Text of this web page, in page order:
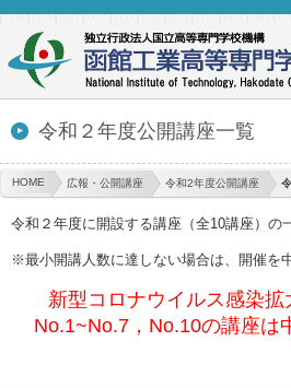
令和２年度公開講座一覧
HOME 広報・公開講座 令和2年度公開講座
令和２年度に開設する講座（全10講座）の
※最小開講人数に達しない場合は、開催を
新型コロナウイルス感染拡
No.1~No.7，No.10の講座は